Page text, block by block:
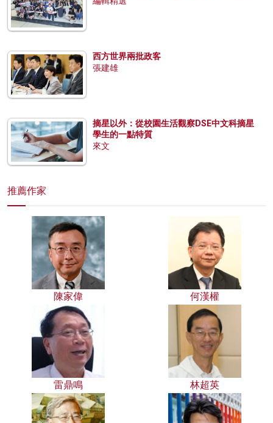
西方世界兩批政客
張建雄
摘星以外：從校園生活觀察DSE中文科摘星
學生的一點特質
來文
推薦作家
陳家偉 何漢權
雷鼎鳴 林超英